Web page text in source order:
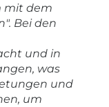
mit dem
Bei den
und in
was
und
um